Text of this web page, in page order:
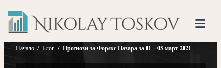
Прескочете
към
съдържанието
Финансов
Начало / Блог / Прогнози за Форекс Пазара за 01 – 05 март 2021